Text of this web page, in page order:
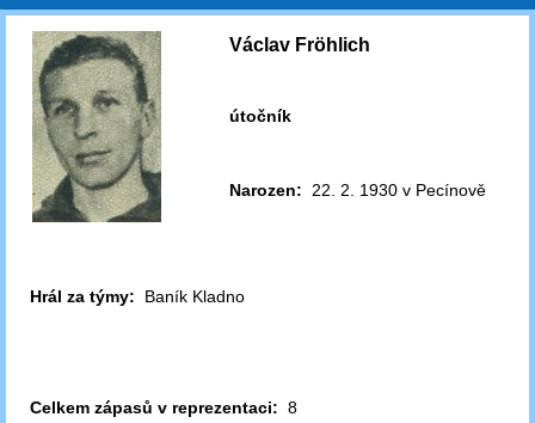
Václav Fröhlich
útočník
Narozen: 22. 2. 1930 v Pecínově
Hrál za týmy: Baník Kladno
Celkem zápasů v reprezentaci: 8